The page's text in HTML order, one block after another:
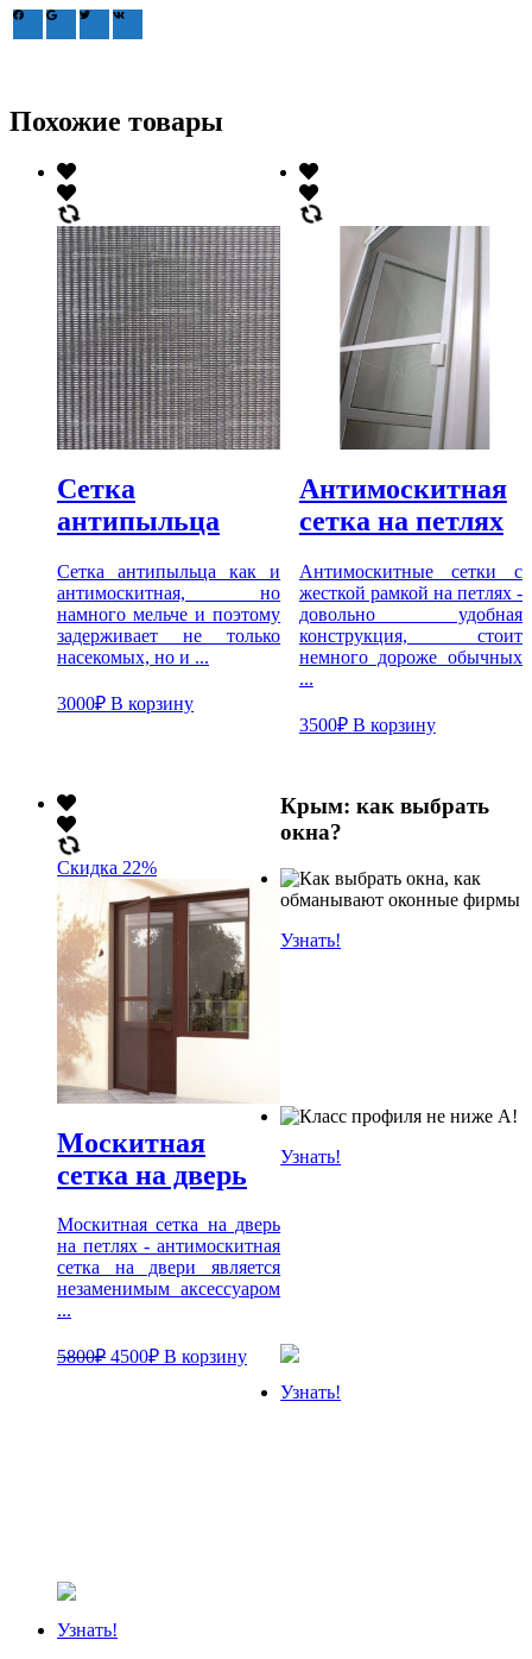
Похожие товары
Сетка
антипыльца
Сетка антипыльца как и
антимоскитная, но
намного мельче и поэтому
задерживает не только
насекомых, но и ...
3000₽ В корзину
Антимоскитная
сетка на петлях
Антимоскитные сетки с
жесткой рамкой на петлях -
довольно удобная
конструкция, стоит
немного дороже обычных
...
3500₽ В корзину
Скидка 22%
Москитная
сетка на дверь
Москитная сетка на дверь
на петлях - антимоскитная
сетка на двери является
незаменимым аксессуаром
...
5800₽ 4500₽ В корзину
Крым: как выбрать
окна?
Узнать!
Узнать!
Узнать!
Узнать!